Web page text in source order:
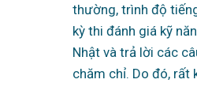
thường, trình độ
kỳ thi đánh giá kỹ
Nhật và trả lời các
chăm chỉ. Do đó, rất